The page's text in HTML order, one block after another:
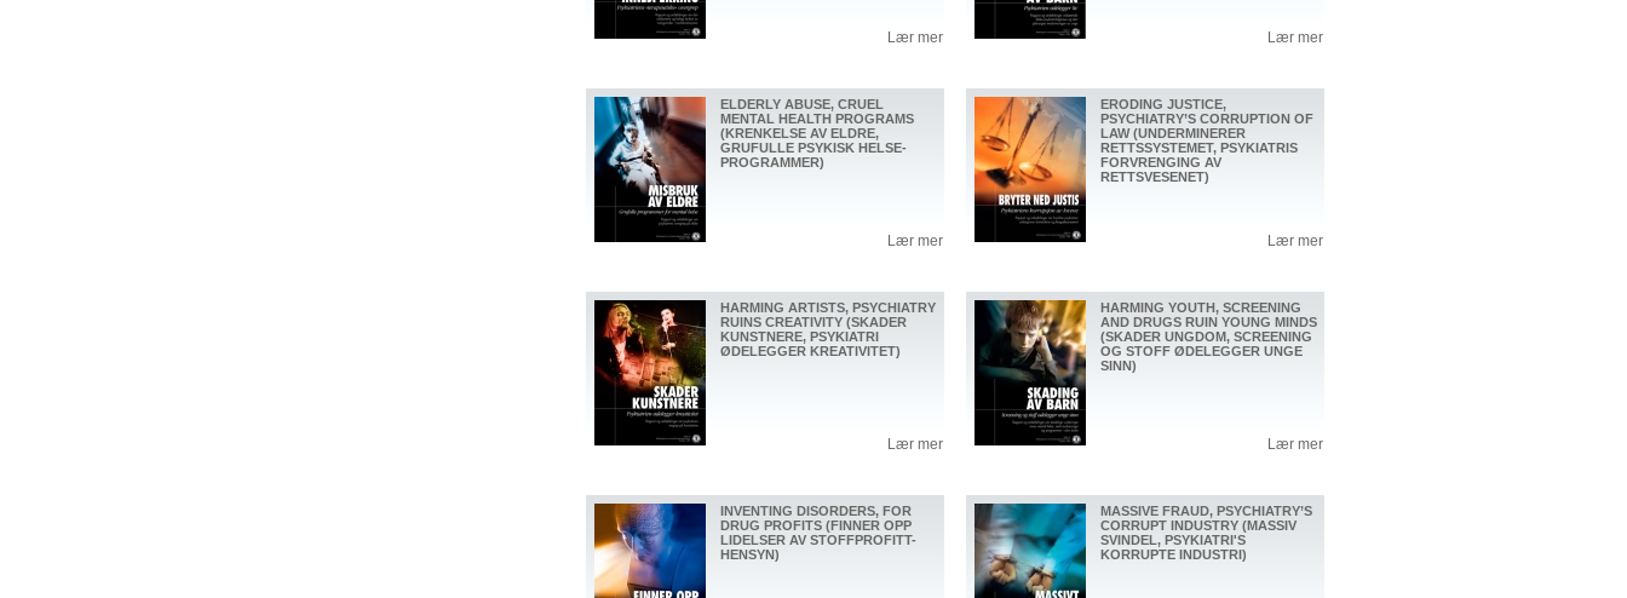
Lær mer Lær mer
ELDERLY ABUSE, CRUEL
MENTAL HEALTH PROGRAMS
(KRENKELSE AV ELDRE,
GRUFULLE PSYKISK HELSE-
PROGRAMMER)
Lær mer
ERODING JUSTICE,
PSYCHIATRY’S CORRUPTION OF
LAW (UNDERMINERER
RETTSSYSTEMET, PSYKIATRIS
FORVRENGING AV
RETTSVESENET)
Lær mer
HARMING ARTISTS, PSYCHIATRY
RUINS CREATIVITY (SKADER
KUNSTNERE, PSYKIATRI
ØDELEGGER KREATIVITET)
Lær mer
HARMING YOUTH, SCREENING
AND DRUGS RUIN YOUNG MINDS
(SKADER UNGDOM, SCREENING
OG STOFF ØDELEGGER UNGE
SINN)
Lær mer
INVENTING DISORDERS, FOR
DRUG PROFITS (FINNER OPP
LIDELSER AV STOFFPROFITT-
HENSYN)
MASSIVE FRAUD, PSYCHIATRY’S
CORRUPT INDUSTRY (MASSIV
SVINDEL, PSYKIATRI'S
KORRUPTE INDUSTRI)